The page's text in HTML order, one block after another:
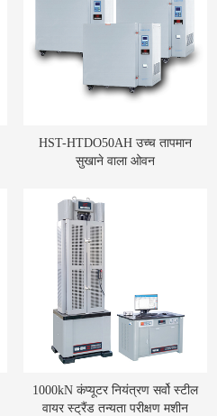
HST-HTDO50AH उच्च तापमान
सुखाने वाला ओवन
1000kN कंप्यूटर नियंत्रण सर्वो स्टील
वायर स्ट्रैंड तन्यता परीक्षण मशीन